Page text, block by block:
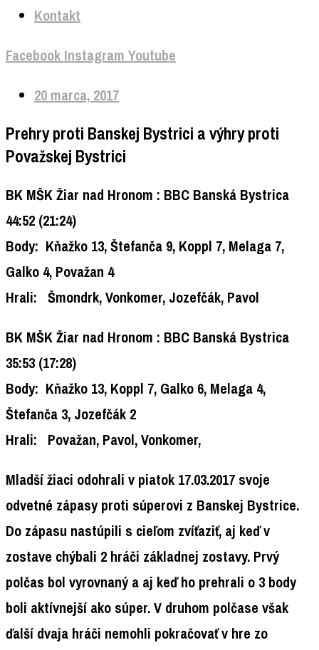
Kontakt
Facebook Instagram Youtube
20 marca, 2017
Prehry proti Banskej Bystrici a výhry proti
Považskej Bystrici
BK MŠK Žiar nad Hronom : BBC Banská Bystrica
44:52 (21:24)
Body: Kňažko 13, Štefanča 9, Koppl 7, Melaga 7,
Galko 4, Považan 4
Hrali: Šmondrk, Vonkomer, Jozefčák, Pavol
BK MŠK Žiar nad Hronom : BBC Banská Bystrica
35:53 (17:28)
Body: Kňažko 13, Koppl 7, Galko 6, Melaga 4,
Štefanča 3, Jozefčák 2
Hrali:
Považan, Pavol, Vonkomer,
Mladší žiaci odohrali v piatok 17.03.2017 svoje
odvetné zápasy proti súperovi z Banskej Bystrice.
Do zápasu nastúpili s cieľom zvíťaziť, aj keď v
zostave chýbali 2 hráči základnej zostavy. Prvý
polčas bol vyrovnaný a aj keď ho prehrali o 3 body
boli aktívnejší ako súper. V druhom polčase však
ďalší dvaja hráči nemohli pokračovať v hre zo